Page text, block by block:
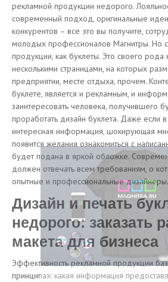
рекламной продукции недорого.
современный подход, оригинальные
конкурентов – все это вы получите,
молодых профессионалов Магнитры. Но
продукции, как буклеты. Это своего
несколькими страницами, на которых
предприятии, месте отдыха, прочем.
буклете, является и рекламным, и
заинтересовать человека, получившего
проработать дизайн буклета. Даже если
интересная информация, шокирующая
появится желания ознакомиться с
будет подана в яркой обложке.
должен отвечать всем требованиям, о
опытные и профессиональные дизайнеры.
Дизайн и печать
недорого: заказать
макета для бизнеса
Эффективность рекламной продукции
принципах: какая информация